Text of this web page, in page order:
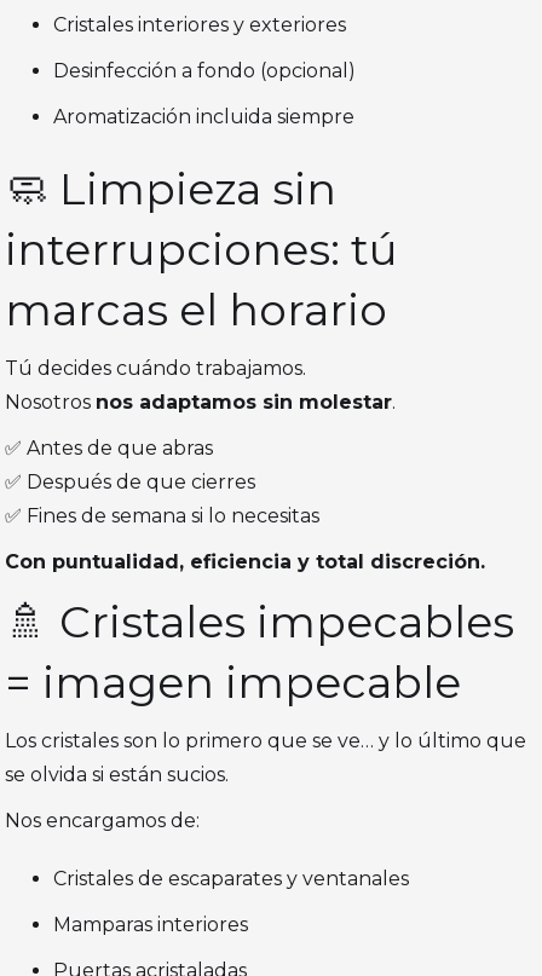
Cristales interiores y exteriores
Desinfección a fondo (opcional)
Aromatización incluida siempre
🧼 Limpieza sin
interrupciones: tú
marcas el horario
Tú decides cuándo trabajamos.
Nosotros nos adaptamos sin molestar.
✅ Antes de que abras
✅ Después de que cierres
✅ Fines de semana si lo necesitas
Con puntualidad, eficiencia y total discreción.
🚿 Cristales impecables
= imagen impecable
Los cristales son lo primero que se ve… y lo último que
se olvida si están sucios.
Nos encargamos de:
Cristales de escaparates y ventanales
Mamparas interiores
Puertas acristaladas